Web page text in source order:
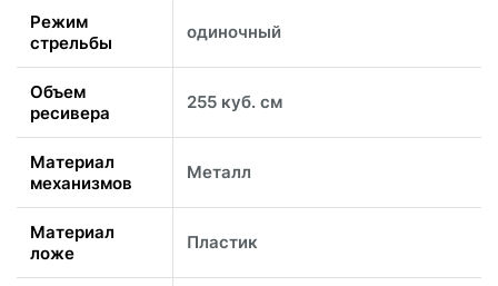
Режим
стрельбы
одиночный
Объем
ресивера
255 куб. см
Материал
механизмов
Металл
Материал
ложе
Пластик